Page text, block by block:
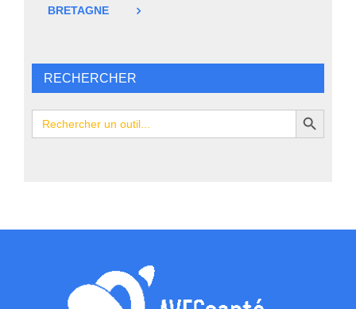
BRETAGNE
RECHERCHER
Search
for:
Search Button